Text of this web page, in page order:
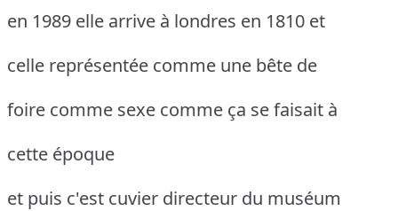
en 1989 elle arrive à londres en 1810 et
celle représentée comme une bête de
foire comme sexe comme ça se faisait à
cette époque
et puis c'est cuvier directeur du muséum